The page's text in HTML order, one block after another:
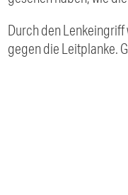
Durch den
gegen die Leitplanke.